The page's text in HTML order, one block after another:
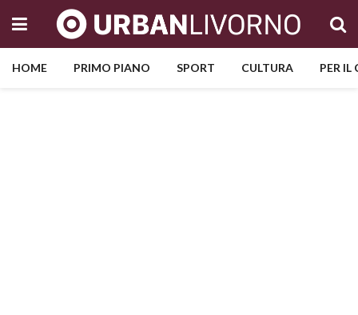
HOME PRIMO PIANO SPORT CULTURA PER